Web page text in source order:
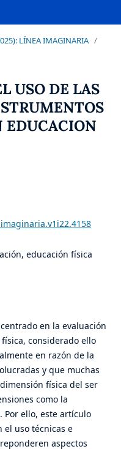
LÍNEA IMAGINARIA /
USO DE LAS
EDUCACION
educación física
en la evaluación
considerado ello
en razón de la
y que muchas
física del ser
como la
Por ello, este artículo
uso técnicas e
aspectos